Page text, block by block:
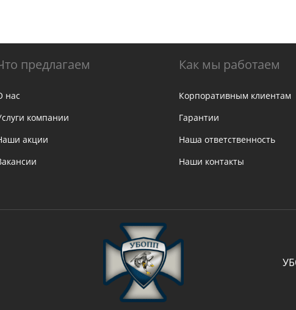
предлагаем
нас
компании
акции
Как мы работаем
Корпоративным клиентам
Гарантии
Наша ответственность
Наши контакты